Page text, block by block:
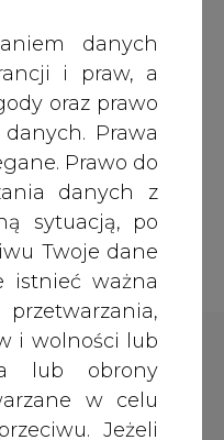
danych
i praw, a
oraz prawo
Prawa
Prawo do
danych z
sytuacją, po
Twoje dane
istnieć ważna
i wolności lub
lub obrony
w celu
Jeżeli
kapitałowej
— wyjaśnia
grupy to:
zawiązana
z
Elkop stanie
Koszt
okres zwrotu z
5 lat. — Okres
w Polsce na
w kraju,
że w 2010
udział tego